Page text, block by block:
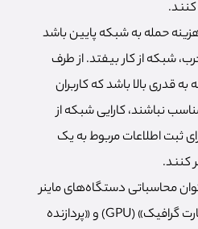
حمله به شبکه پایین باشد
شبکه از کار بیفتد. از طرف
قدری بالا باشد که کاربران
نباشند، کارایی شبکه از
ثبت اطلاعات مربوط به یک
کنند.
محاسباتی دستگاه‌های ماینر
است. ماینرها در گذشته از «کارت گرافیک» (GPU) و «پردازنده